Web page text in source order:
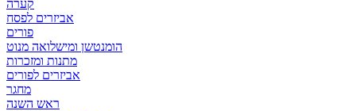
קערה
אביזרים לפסח
פורים
הומנטשן ומישלואה מנוט
מתנות ומזכרות
אביזרים לפורים
מחגר
ראש השנה